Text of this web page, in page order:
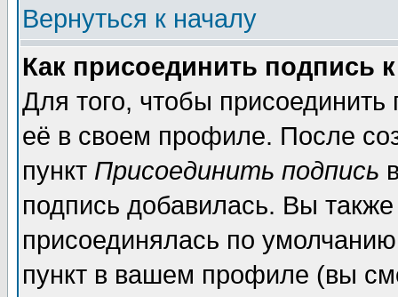
Вернуться к началу
Как присоединить подпись
Для того, чтобы
её в своем профиле. После
пункт Присоединить подпись
подпись добавилась. Вы
присоединялась по
пункт в вашем профиле (вы